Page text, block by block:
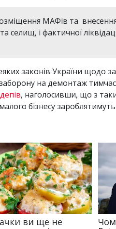
МАФів та
і фактичної
законів України щодо
на демонтаж
, наголосивши, що з
бізнесу